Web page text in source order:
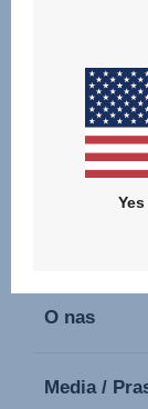
Nasze
O nas
Media /